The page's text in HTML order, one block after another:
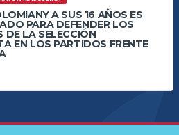
A SUS 16 AÑOS ES
PARA DEFENDER LOS
DE LA SELECCIÓN
EN LOS PARTIDOS FRENTE